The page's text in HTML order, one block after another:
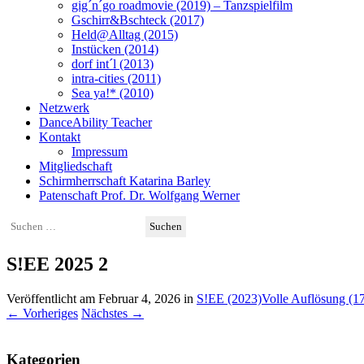
gig´n´go roadmovie (2019) – Tanzspielfilm
Gschirr&Bschteck (2017)
Held@Alltag (2015)
Instücken (2014)
dorf int´l (2013)
intra-cities (2011)
Sea ya!* (2010)
Netzwerk
DanceAbility Teacher
Kontakt
Impressum
Mitgliedschaft
Schirmherrschaft Katarina Barley
Patenschaft Prof. Dr. Wolfgang Werner
Suchen
S!EE 2025 2
Veröffentlicht am Februar 4, 2026 in S!EE (2023)Volle Auflösung
← Vorheriges Nächstes →
Kategorien